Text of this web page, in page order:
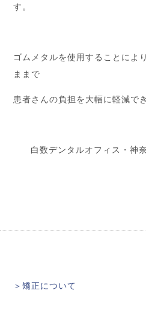
す。
ゴムメタルを使用することによ
ままで
患者さんの負担を大幅に軽減で
白数デンタルオフィス・
＞矯正について